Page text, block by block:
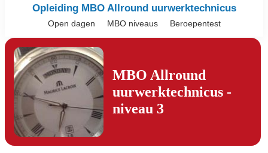
Opleiding MBO Allround uurwerktechnicus
Open dagen MBO niveaus Beroepentest
MBO Allround
uurwerktechnicus -
niveau 3